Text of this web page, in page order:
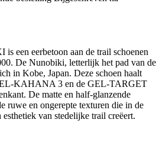
een eerbetoon aan de trail schoenen
De Nunobiki, letterlijk het pad van de
in Kobe, Japan. Deze schoen haalt
KAHANA 3 en de GEL-TARGET
De matte en half-glanzende
ruwe en ongerepte texturen die in de
van stedelijke trail creëert.